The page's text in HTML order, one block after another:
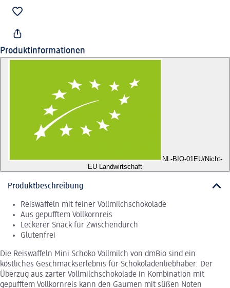
Produktinformationen
NL-BIO-01EU/Nicht-
EU Landwirtschaft
Produktbeschreibung
Reiswaffeln mit feiner Vollmilchschokolade
Aus gepufftem Vollkornreis
Leckerer Snack für Zwischendurch
Glutenfrei
Die Reiswaffeln Mini Schoko Vollmilch von dmBio sind ein
köstliches Geschmackserlebnis für Schokoladenliebhaber. Der
Überzug aus zarter Vollmilchschokolade in Kombination mit
gepufftem Vollkornreis kann den Gaumen mit süßen Noten